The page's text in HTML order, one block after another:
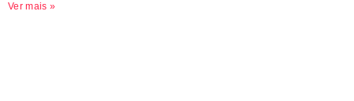
Ver mais »